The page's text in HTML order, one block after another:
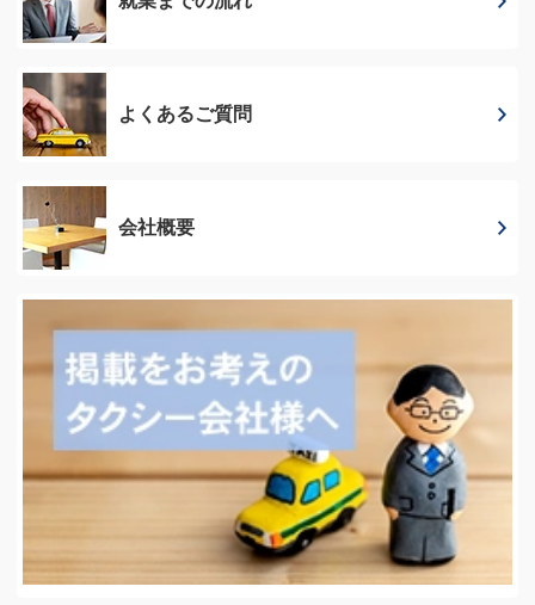
よくあるご質問
会社概要